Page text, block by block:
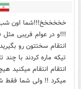
خخخخخخ!!!شما اون شب
!!!و در عوام فریبی
انتقام سختتون رو
تیکه ماره کردند با
انتقام انتقام
میکرد !! ولی شما فقط